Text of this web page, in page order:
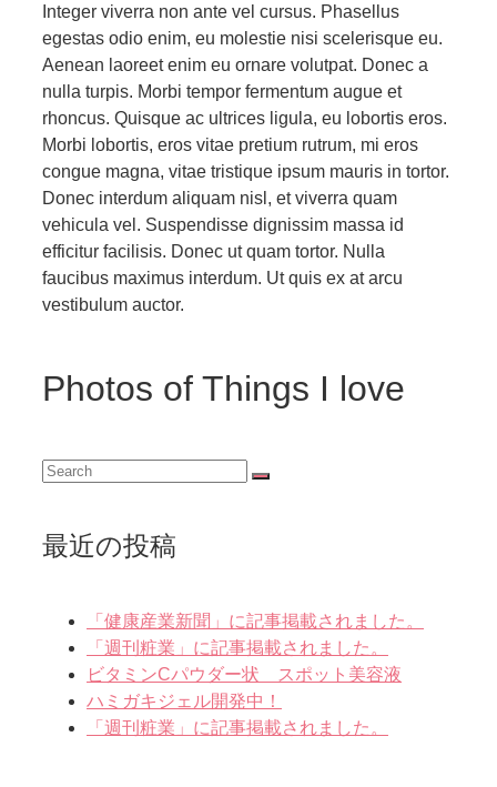
Integer viverra non ante vel cursus. Phasellus
egestas odio enim, eu molestie nisi scelerisque eu.
Aenean laoreet enim eu ornare volutpat. Donec a
nulla turpis. Morbi tempor fermentum augue et
rhoncus. Quisque ac ultrices ligula, eu lobortis eros.
Morbi lobortis, eros vitae pretium rutrum, mi eros
congue magna, vitae tristique ipsum mauris in tortor.
Donec interdum aliquam nisl, et viverra quam
vehicula vel. Suspendisse dignissim massa id
efficitur facilisis. Donec ut quam tortor. Nulla
faucibus maximus interdum. Ut quis ex at arcu
vestibulum auctor.
Photos of Things I love
Search
最近の投稿
「健康産業新聞」に記事掲載されました。
「週刊粧業」に記事掲載されました。
ビタミンCパウダー状 スポット美容液
ハミガキジェル開発中！
「週刊粧業」に記事掲載されました。